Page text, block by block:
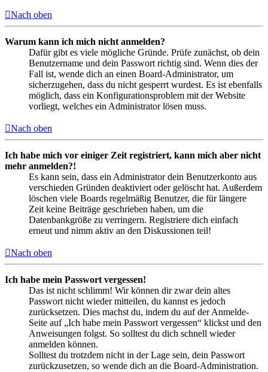
Nach oben
Warum kann ich mich nicht anmelden?
Dafür gibt es viele mögliche Gründe. Prüfe zunächst, ob dein
Benutzername und dein Passwort richtig sind. Wenn dies der
Fall ist, wende dich an einen Board-Administrator, um
sicherzugehen, dass du nicht gesperrt wurdest. Es ist ebenfalls
möglich, dass ein Konfigurationsproblem mit der Website
vorliegt, welches ein Administrator lösen muss.
Nach oben
Ich habe mich vor einiger Zeit registriert, kann mich aber nicht
mehr anmelden?!
Es kann sein, dass ein Administrator dein Benutzerkonto aus
verschieden Gründen deaktiviert oder gelöscht hat. Außerdem
löschen viele Boards regelmäßig Benutzer, die für längere
Zeit keine Beiträge geschrieben haben, um die
Datenbankgröße zu verringern. Registriere dich einfach
erneut und nimm aktiv an den Diskussionen teil!
Nach oben
Ich habe mein Passwort vergessen!
Das ist nicht schlimm! Wir können dir zwar dein altes
Passwort nicht wieder mitteilen, du kannst es jedoch
zurücksetzen. Dies machst du, indem du auf der Anmelde-
Seite auf „Ich habe mein Passwort vergessen“ klickst und den
Anweisungen folgst. So solltest du dich schnell wieder
anmelden können.
Solltest du trotzdem nicht in der Lage sein, dein Passwort
zurückzusetzen, so wende dich an die Board-Administration.